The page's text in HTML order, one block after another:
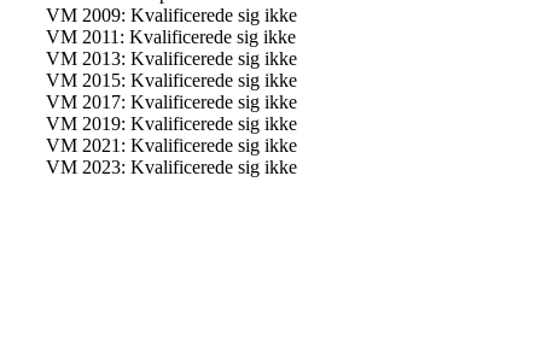
VM 2009: Kvalificerede sig ikke
VM 2011: Kvalificerede sig ikke
VM 2013: Kvalificerede sig ikke
VM 2015: Kvalificerede sig ikke
VM 2017: Kvalificerede sig ikke
VM 2019: Kvalificerede sig ikke
VM 2021: Kvalificerede sig ikke
VM 2023: Kvalificerede sig ikke